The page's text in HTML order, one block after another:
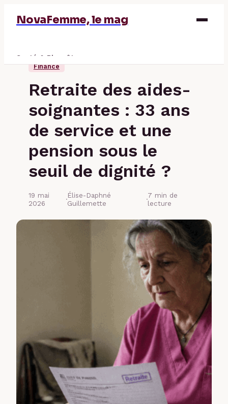
NovaFemme, le mag
Santé & Bien-être
Finance
Retraite des aides-
soignantes : 33 ans
de service et une
pension sous le
seuil de dignité ?
19 mai
2026
·Élise-Daphné
Guillemette
·7 min de
lecture